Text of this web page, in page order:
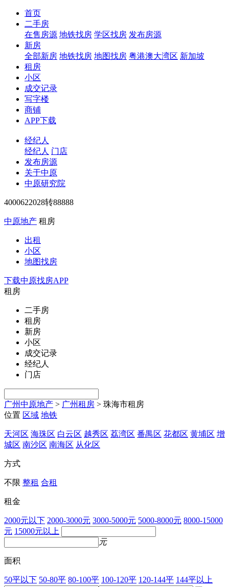
首页
二手房
在售房源 地铁找房 学区找房 发布房源
新房
全部新房 地铁找房 地图找房 粤港澳大湾区 新加坡
租房
小区
成交记录
写字楼
商铺
APP下载
经纪人
经纪人 门店
发布房源
关于中原
中原研究院
4000622028转88888
中原地产 租房
出租
小区
地图找房
下载中原找房APP
租房
二手房
租房
新房
小区
成交记录
经纪人
门店
广州中原地产 > 广州租房 > 珠海市租房
位置 区域 地铁
天河区 海珠区 白云区 越秀区 荔湾区 番禺区 花都区 黄埔区 增
城区 南沙区 南海区 从化区
方式
不限 整租 合租
租金
2000元以下 2000-3000元 3000-5000元 5000-8000元 8000-15000
元 15000元以上
元
面积
50平以下 50-80平 80-100平 100-120平 120-144平 144平以上